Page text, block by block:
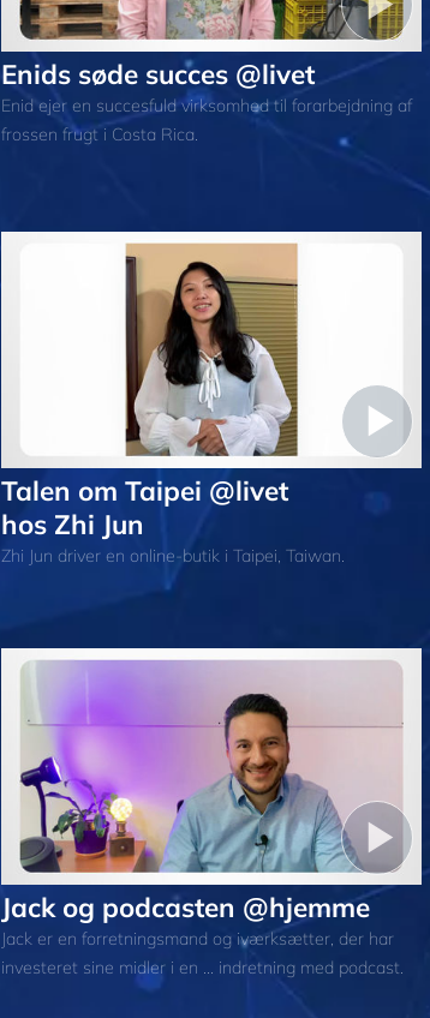
Enids søde succes @livet
Enid ejer en succesfuld virksomhed til forarbejdning af
frossen frugt i Costa Rica.
Talen om Taipei @livet
hos Zhi Jun
Zhi Jun driver en online-butik i Taipei, Taiwan.
Jack og podcasten @hjemme
Jack er en forretningsmand og iværksætter, der har
investeret sine midler i en ... indretning med podcast.